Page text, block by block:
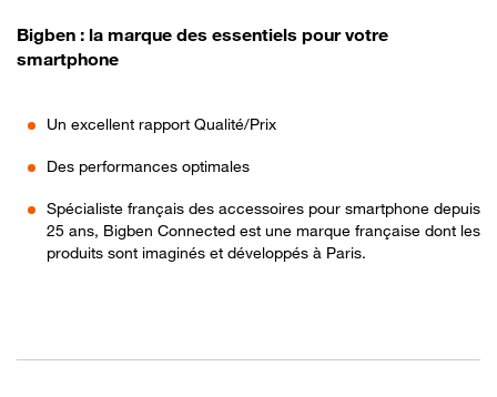
Bigben : la marque des essentiels pour votre
smartphone
Un excellent rapport Qualité/Prix
Des performances optimales
Spécialiste français des accessoires pour smartphone depuis
25 ans, Bigben Connected est une marque française dont les
produits sont imaginés et développés à Paris.